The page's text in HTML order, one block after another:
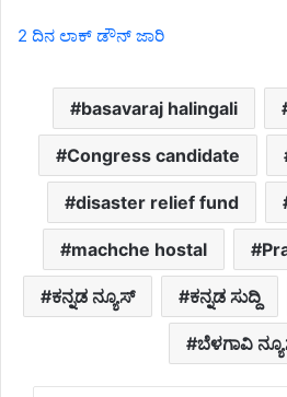
2 ದಿನ ಲಾಕ್ ಡೌನ್ ಜಾರಿ
basavaraj halingali
Congress candidate
disaster relief fund
machche hostal
ಕನ್ನಡ ನ್ಯೂಸ್ ಕನ್ನಡ ಸುದ್ದಿ
ಬೆಳಗಾವಿ